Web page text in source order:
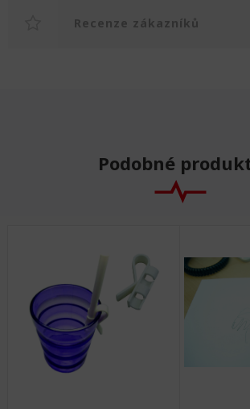
Recenze zákazníků
Podobné